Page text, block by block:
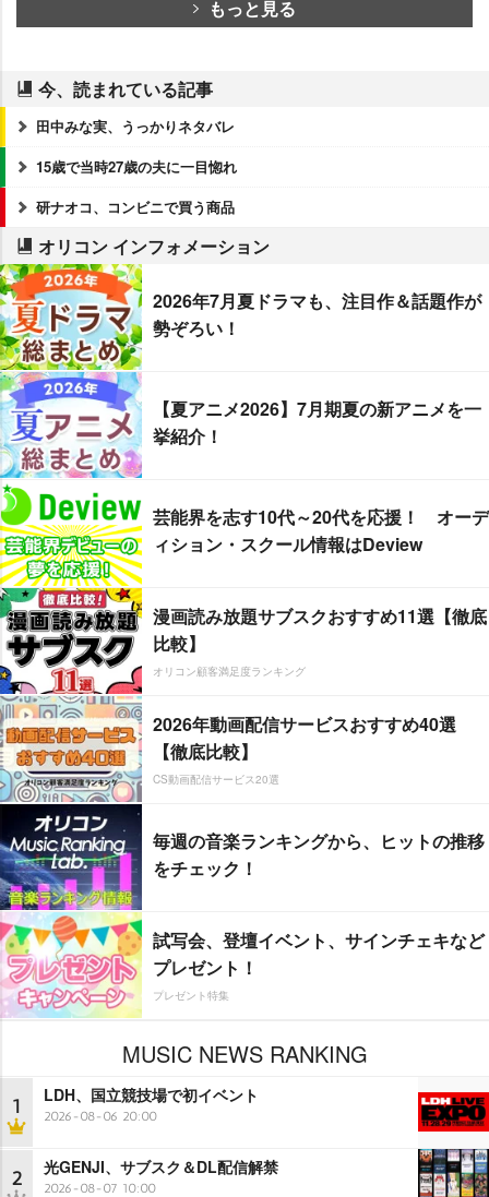
もっと見る
今、読まれている記事
田中みな実、うっかりネタバレ
15歳で当時27歳の夫に一目惚れ
研ナオコ、コンビニで買う商品
オリコン インフォメーション
2026年7月夏ドラマも、注目作＆話題作が
勢ぞろい！
【夏アニメ2026】7月期夏の新アニメを一
挙紹介！
芸能界を志す10代～20代を応援！ オーデ
ィション・スクール情報はDeview
漫画読み放題サブスクおすすめ11選【徹底
比較】
オリコン顧客満足度ランキング
2026年動画配信サービスおすすめ40選
【徹底比較】
CS動画配信サービス20選
毎週の音楽ランキングから、ヒットの推移
をチェック！
試写会、登壇イベント、サインチェキなど
プレゼント！
プレゼント特集
MUSIC NEWS RANKING
1 LDH、国立競技場で初イベント
2026-08-06 20:00
2 光GENJI、サブスク＆DL配信解禁
2026-08-07 10:00